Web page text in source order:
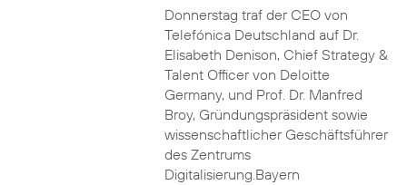
Donnerstag traf der CEO von
Telefónica Deutschland auf Dr.
Elisabeth Denison, Chief Strategy &
Talent Officer von Deloitte
Germany, und Prof. Dr. Manfred
Broy, Gründungspräsident sowie
wissenschaftlicher Geschäftsführer
des Zentrums
Digitalisierung.Bayern